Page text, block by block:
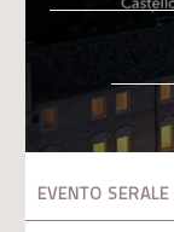
EVENTO SERALE